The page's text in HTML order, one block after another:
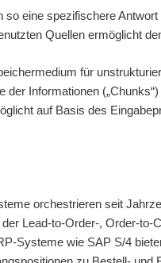
eine spezifischere
Quellen ermöglicht
für
der Informationen
auf Basis des
orchestrieren seit
Lead-to-Order-, Order-
Systeme wie SAP S/4